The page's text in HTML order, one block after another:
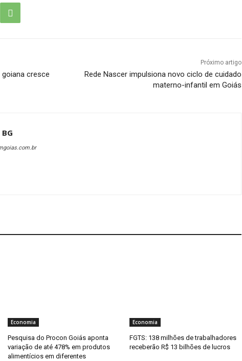
cresce
Próximo artigo
Rede Nascer impulsiona novo ciclo de cuidado
materno-infantil em Goiás
Economia
Pesquisa do Procon Goiás aponta
variação de até 478% em produtos
alimentícios em diferentes
Economia
FGTS: 138 milhões de trabalhadores
receberão R$ 13 bilhões de lucros